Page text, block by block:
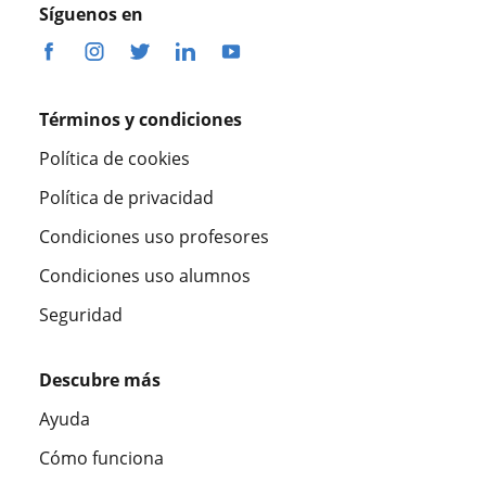
Síguenos en
Términos y condiciones
Política de cookies
Política de privacidad
Condiciones uso profesores
Condiciones uso alumnos
Seguridad
Descubre más
Ayuda
Cómo funciona